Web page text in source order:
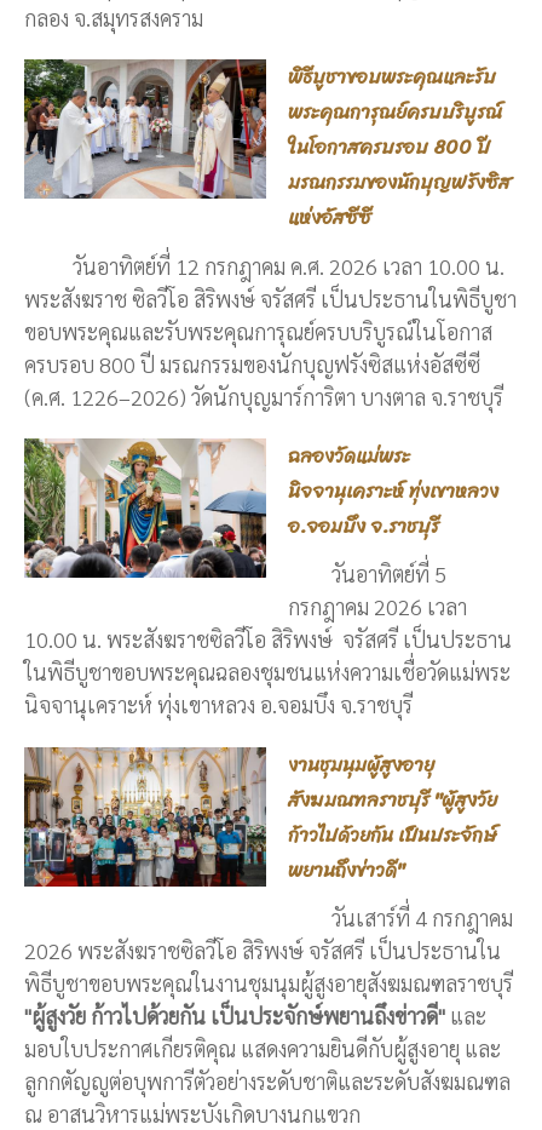
กลอง จ.สมุทรสงคราม
พิธีบูชาขอบพระคุณและรับ
พระคุณการุณย์ครบบริบูรณ์
ในโอกาสครบรอบ 800 ปี
มรณกรรมของนักบุญฟรังซิส
แห่งอัสซีซี
วันอาทิตย์ที่ 12 กรกฎาคม ค.ศ. 2026 เวลา 10.00 น.
พระสังฆราช ซิลวีโอ สิริพงษ์ จรัสศรี เป็นประธานในพิธีบูชา
ขอบพระคุณและรับพระคุณการุณย์ครบบริบูรณ์ในโอกาส
ครบรอบ 800 ปี มรณกรรมของนักบุญฟรังซิสแห่งอัสซีซี
(ค.ศ. 1226–2026) วัดนักบุญมาร์การิตา บางตาล จ.ราชบุรี
ฉลองวัดแม่พระ
นิจจานุเคราะห์ ทุ่งเขาหลวง
อ.จอมบึง จ.ราชบุรี
วันอาทิตย์ที่ 5
กรกฎาคม 2026 เวลา
10.00 น. พระสังฆราชซิลวีโอ สิริพงษ์ จรัสศรี เป็นประธาน
ในพิธีบูชาขอบพระคุณฉลองชุมชนแห่งความเชื่อวัดแม่พระ
นิจจานุเคราะห์ ทุ่งเขาหลวง อ.จอมบึง จ.ราชบุรี
งานชุมนุมผู้สูงอายุ
สังฆมณฑลราชบุรี "ผู้สูงวัย
ก้าวไปด้วยกัน เป็นประจักษ์
พยานถึงข่าวดี"
วันเสาร์ที่ 4 กรกฎาคม
2026 พระสังฆราชซิลวีโอ สิริพงษ์ จรัสศรี เป็นประธานใน
พิธีบูชาขอบพระคุณในงานชุมนุมผู้สูงอายุสังฆมณฑลราชบุรี
"ผู้สูงวัย ก้าวไปด้วยกัน เป็นประจักษ์พยานถึงข่าวดี" และ
มอบใบประกาศเกียรติคุณ แสดงความยินดีกับผู้สูงอายุ และ
ลูกกตัญญูต่อบุพการีตัวอย่างระดับชาติและระดับสังฆมณฑล
ณ อาสนวิหารแม่พระบังเกิดบางนกแขวก